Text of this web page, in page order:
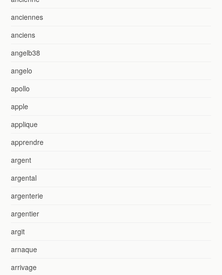
anciennes
anciens
angelb38
angelo
apollo
apple
applique
apprendre
argent
argental
argenterie
argentier
argit
arnaque
arrivage